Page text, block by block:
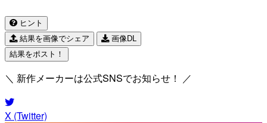
ヒント
結果を画像でシェア
画像DL
結果をポスト！
＼ 新作メーカーは公式SNSでお知らせ！ ／
X (Twitter)